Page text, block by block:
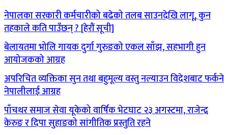
नेपालका सरकारी कर्मचारीको बढेको तलब साउनदेखि लागू, कुन
तहकाले कति पाउँछन् ? [हेरौं सूची]
बेलायतमा भोलि गायक दुर्गा गुरुङको एकल साँझ, सहभागी हुन
आयोजकको आग्रह
अपरिचित व्यक्तिका सुन तथा बहुमूल्य वस्तु नल्याउन विदेशबाट फर्कने
नेपालीलाई आग्रह
पाँचथर समाज सेवा यूकेको वार्षिक भेटघाट २३ अगस्टमा, राजेन्द्र
केरुङ र दिपा सुहाङको सांगीतिक प्रस्तुति रहने